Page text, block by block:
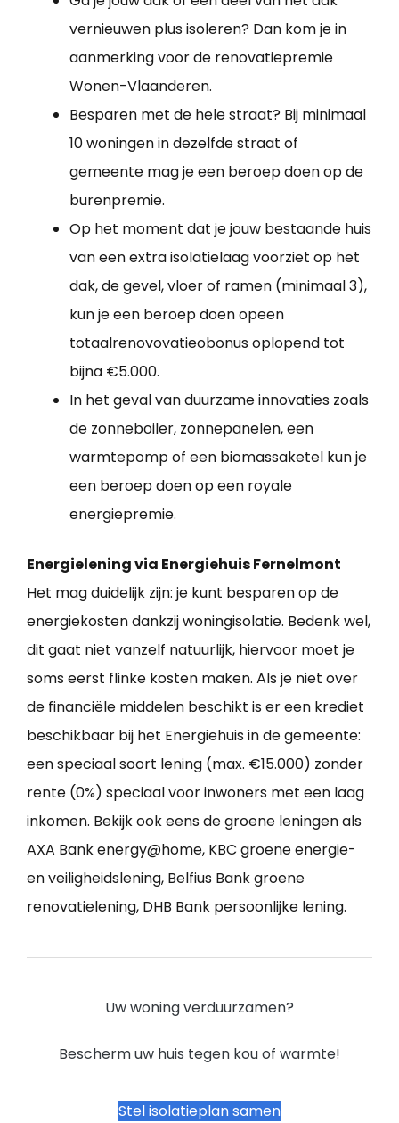
vernieuwen plus isoleren? Dan kom je in
aanmerking voor de renovatiepremie
Wonen-Vlaanderen.
Besparen met de hele straat? Bij minimaal
10 woningen in dezelfde straat of
gemeente mag je een beroep doen op de
burenpremie.
Op het moment dat je jouw bestaande huis
van een extra isolatielaag voorziet op het
dak, de gevel, vloer of ramen (minimaal 3),
kun je een beroep doen opeen
totaalrenovovatieobonus oplopend tot
bijna €5.000.
In het geval van duurzame innovaties zoals
de zonneboiler, zonnepanelen, een
warmtepomp of een biomassaketel kun je
een beroep doen op een royale
energiepremie.
Energielening via Energiehuis Fernelmont
Het mag duidelijk zijn: je kunt besparen op de
energiekosten dankzij woningisolatie. Bedenk wel,
dit gaat niet vanzelf natuurlijk, hiervoor moet je
soms eerst flinke kosten maken. Als je niet over
de financiële middelen beschikt is er een krediet
beschikbaar bij het Energiehuis in de gemeente:
een speciaal soort lening (max. €15.000) zonder
rente (0%) speciaal voor inwoners met een laag
inkomen. Bekijk ook eens de groene leningen als
AXA Bank energy@home, KBC groene energie-
en veiligheidslening, Belfius Bank groene
renovatielening, DHB Bank persoonlijke lening.
Uw woning verduurzamen?
Bescherm uw huis tegen kou of warmte!
Stel isolatieplan samen